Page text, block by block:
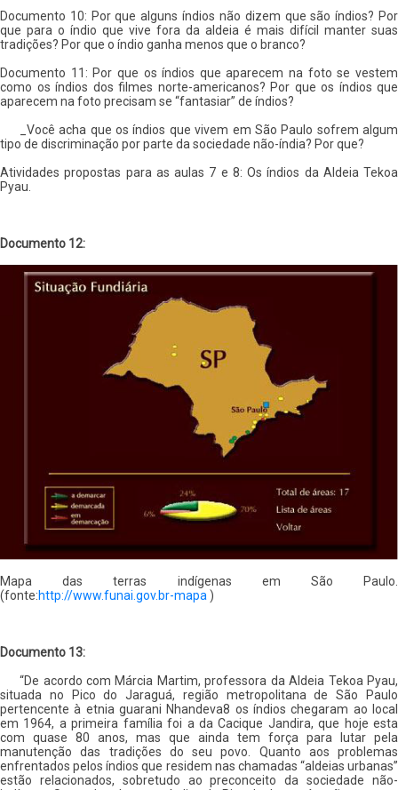
Documento 10: Por que alguns índios não dizem que são índios? Por
que para o índio que vive fora da aldeia é mais difícil manter suas
tradições? Por que o índio ganha menos que o branco?
Documento 11: Por que os índios que aparecem na foto se vestem
como os índios dos filmes norte-americanos? Por que os índios que
aparecem na foto precisam se “fantasiar” de índios?
_Você acha que os índios que vivem em São Paulo sofrem algum
tipo de discriminação por parte da sociedade não-índia? Por que?
Atividades propostas para as aulas 7 e 8: Os índios da Aldeia Tekoa
Pyau.
Documento 12:
Mapa das terras indígenas em São Paulo.
(fonte:http://www.funai.gov.br-mapa )
Documento 13:
“De acordo com Márcia Martim, professora da Aldeia Tekoa Pyau,
situada no Pico do Jaraguá, região metropolitana de São Paulo
pertencente à etnia guarani Nhandeva8 os índios chegaram ao local
em 1964, a primeira família foi a da Cacique Jandira, que hoje esta
com quase 80 anos, mas que ainda tem força para lutar pela
manutenção das tradições do seu povo. Quanto aos problemas
enfrentados pelos índios que residem nas chamadas “aldeias urbanas”
estão relacionados, sobretudo ao preconceito da sociedade não-